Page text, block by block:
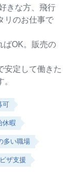
きな方、飛行
リのお仕事で
ばOK。販売の
安定して働きた
可
休暇
多い職場
ザ支援